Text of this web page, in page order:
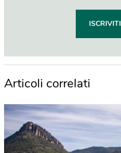
ISCRIVITI
Articoli correlati